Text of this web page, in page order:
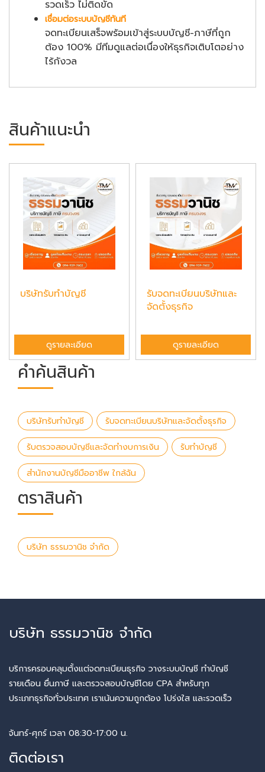
รวดเร็ว ไม่ติดขัด
เชื่อมต่อระบบบัญชีทันที
จดทะเบียนเสร็จพร้อมเข้าสู่ระบบบัญชี-ภาษีที่ถูก
ต้อง 100% มีทีมดูแลต่อเนื่องให้ธุรกิจเติบโตอย่าง
ไร้กังวล
สินค้าแนะนำ
บริษัทรับทำบัญชี
ดูรายละเอียด
รับจดทะเบียนบริษัทและ
จัดตั้งธุรกิจ
ดูรายละเอียด
คำค้นสินค้า
บริษัทรับทำบัญชี รับจดทะเบียนบริษัทและจัดตั้งธุรกิจ
รับตรวจสอบบัญชีและจัดทำงบการเงิน รับทำบัญชี
สำนักงานบัญชีมืออาชีพ ใกล้ฉัน
ตราสินค้า
บริษัท ธรรมวานิช จำกัด
บริษัท ธรรมวานิช จำกัด
บริการครอบคลุมตั้งแต่จดทะเบียนธุรกิจ วางระบบบัญชี ทำบัญชี
รายเดือน ยื่นภาษี และตรวจสอบบัญชีโดย CPA สำหรับทุก
ประเภทธุรกิจทั่วประเทศ เราเน้นความถูกต้อง โปร่งใส และรวดเร็ว
จันทร์-ศุกร์ เวลา 08:30-17:00 น.
ติดต่อเรา